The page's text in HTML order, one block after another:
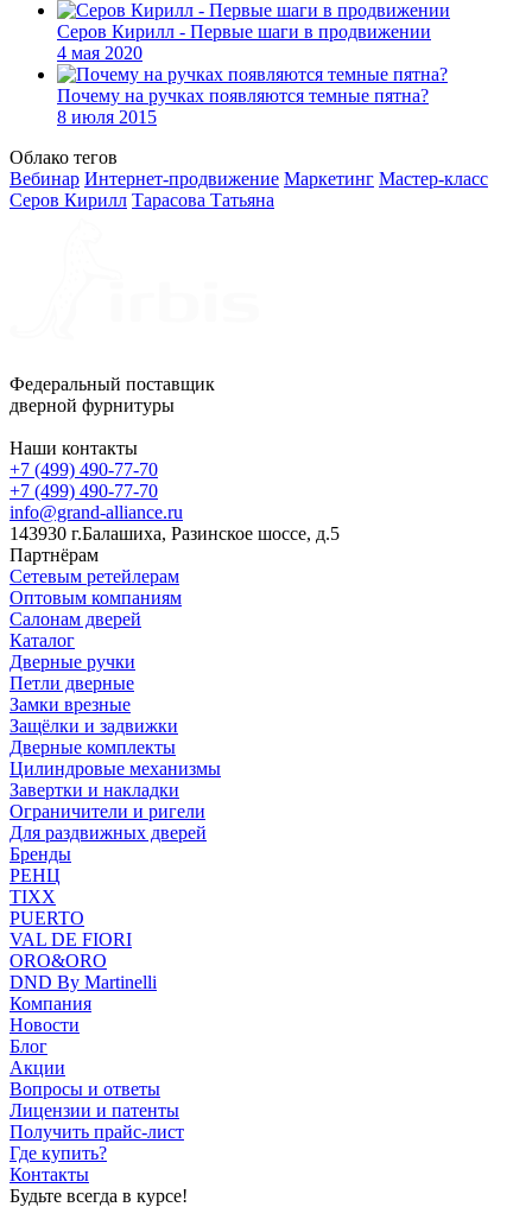
Серов Кирилл - Первые шаги в продвижении
4 мая 2020
Почему на ручках появляются темные пятна?
8 июля 2015
Облако тегов
Вебинар Интернет-продвижение Маркетинг Мастер-класс
Серов Кирилл Тарасова Татьяна
Федеральный поставщик
дверной фурнитуры
Наши контакты
+7 (499) 490-77-70
+7 (499) 490-77-70
info@grand-alliance.ru
143930 г.Балашиха, Разинское шоссе, д.5
Партнёрам
Сетевым ретейлерам
Оптовым компаниям
Салонам дверей
Каталог
Дверные ручки
Петли дверные
Замки врезные
Защёлки и задвижки
Дверные комплекты
Цилиндровые механизмы
Завертки и накладки
Ограничители и ригели
Для раздвижных дверей
Бренды
РЕНЦ
TIXX
PUERTO
VAL DE FIORI
ORO&ORO
DND By Martinelli
Компания
Новости
Блог
Акции
Вопросы и ответы
Лицензии и патенты
Получить прайс-лист
Где купить?
Контакты
Будьте всегда в курсе!